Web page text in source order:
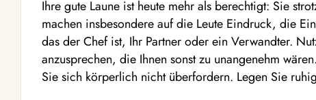
Ihre gute Laune ist heute mehr als berechtigt: Sie
machen insbesondere auf die Leute Eindruck, die
das der Chef ist, Ihr Partner oder ein Verwandter.
anzusprechen, die Ihnen sonst zu unangenehm
Sie sich körperlich nicht überfordern. Legen Sie